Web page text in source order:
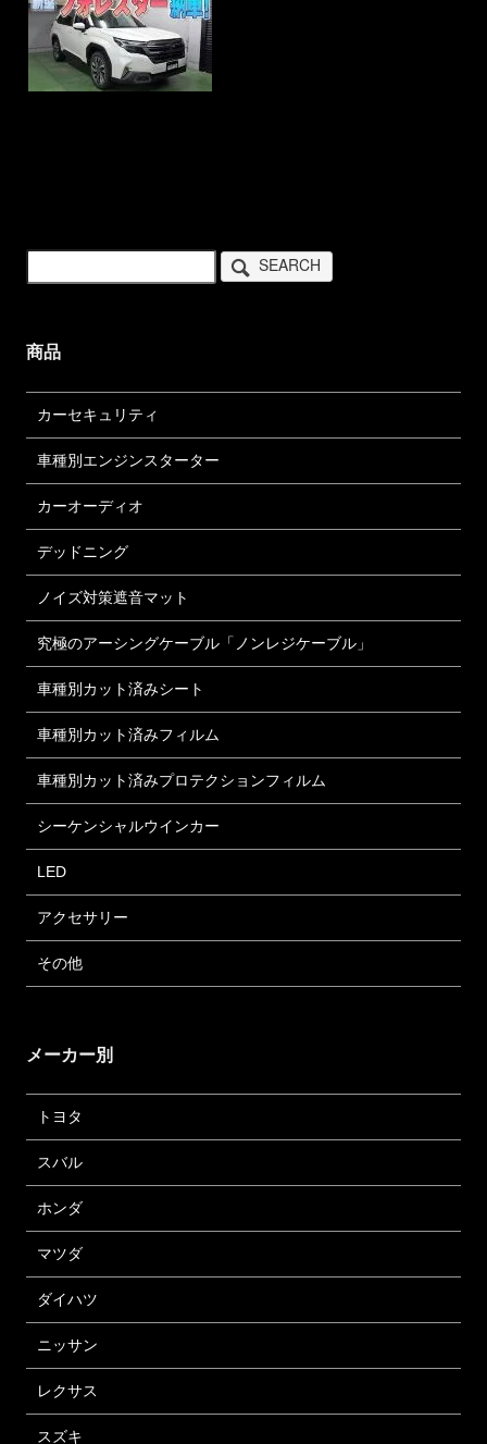
SEARCH
商品
カーセキュリティ
車種別エンジンスターター
カーオーディオ
デッドニング
ノイズ対策遮音マット
究極のアーシングケーブル「ノンレジケーブル」
車種別カット済みシート
車種別カット済みフィルム
車種別カット済みプロテクションフィルム
シーケンシャルウインカー
LED
アクセサリー
その他
メーカー別
トヨタ
スバル
ホンダ
マツダ
ダイハツ
ニッサン
レクサス
スズキ